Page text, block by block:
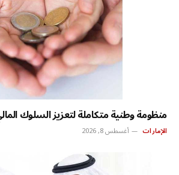
منظومة وطنية متكاملة لتعزيز السلوك
الإمارات أغسطس 8, 2026